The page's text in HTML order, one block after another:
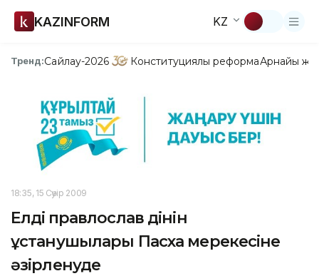
KAZINFORM KZ
Тренд:Сайлау-2026 Конституциялық реформаАрнайы
18:35, 15 Сәуір 2009
Елдің правлослав дінін
ұстанушылары Пасха мерекесіне
әзірленуде